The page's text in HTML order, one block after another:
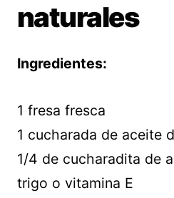
naturales
Ingredientes:
1 fresa fresca
1 cucharada de aceite
1/4 de cucharadita de
trigo o vitamina E